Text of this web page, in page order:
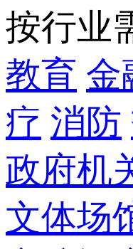
按行业
教育 金
疗 消防
政府机
文体场